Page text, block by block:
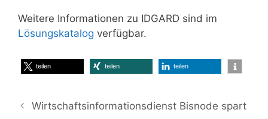
Weitere Informationen zu IDGARD sind im
Lösungskatalog verfügbar.
teilen teilen teilen
Wirtschaftsinformationsdienst Bisnode spart